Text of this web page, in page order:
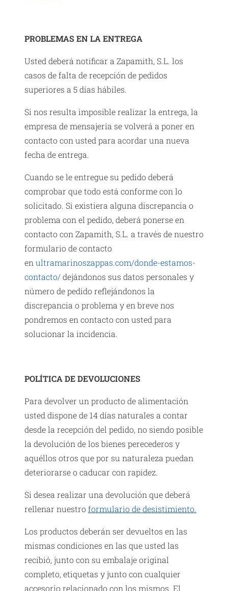
PROBLEMAS EN LA ENTREGA
Usted deberá notificar a Zapamith, S.L. los
casos de falta de recepción de pedidos
superiores a 5 días hábiles.
Si nos resulta imposible realizar la entrega, la
empresa de mensajería se volverá a poner en
contacto con usted para acordar una nueva
fecha de entrega.
Cuando se le entregue su pedido deberá
comprobar que todo está conforme con lo
solicitado. Si existiera alguna discrepancia o
problema con el pedido, deberá ponerse en
contacto con Zapamith, S.L. a través de nuestro
formulario de contacto
en ultramarinoszappas.com/donde-estamos-
contacto/dejándonos sus datos personales y
número de pedido reflejándonos la
discrepancia o problema y en breve nos
pondremos en contacto con usted para
solucionar la incidencia.
POLÍTICA DE DEVOLUCIONES
Para devolver un producto de alimentación
usted dispone de 14 días naturales a contar
desde la recepción del pedido, no siendo posible
la devolución de los bienes perecederos y
aquéllos otros que por su naturaleza puedan
deteriorarse o caducar con rapidez.
Si desea realizar una devolución que deberá
rellenar nuestroformulario de desistimiento.
Los productos deberán ser devueltos en las
mismas condiciones en las que usted las
recibió, junto con su embalaje original
completo, etiquetas y junto con cualquier
accesorio relacionado con los mismos. El